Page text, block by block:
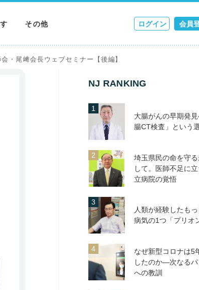
その他 ログイン 会員
検索
・尾﨑会長ウェブセミナー【後編】
NJ RANKING
大腸がんの早期発
腸CT検査」という
埼玉県民の命を守る
して。医師不足に
立病院の覚悟
人類が経験したも
病気の1つ「プリオ
なぜ新型コロナは5
したのか―次なるパ
への教訓